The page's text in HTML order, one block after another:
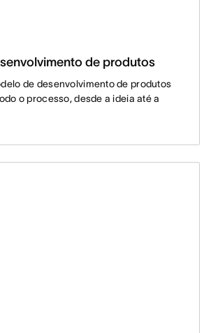
de produtos
de desenvolvimento de produtos
o processo, desde a ideia até a